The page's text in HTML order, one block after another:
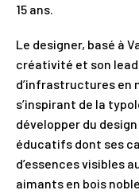
15 ans.
Le designer, basé à
créativité et son
d’infrastructures en
s’inspirant de la
développer du
éducatifs dont ses
d’essences visibles
aimants en bois